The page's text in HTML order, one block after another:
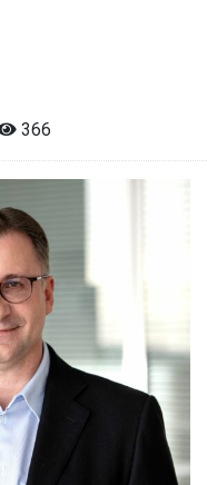
366